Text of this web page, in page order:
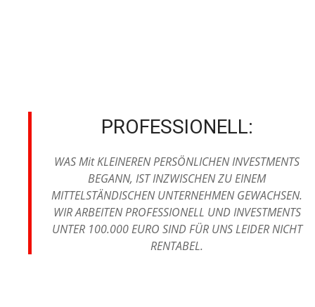
PROFESSIONELL:
WAS Mit KLEINEREN PERSÖNLICHEN INVESTMENTS
BEGANN, IST INZWISCHEN ZU EINEM
MITTELSTÄNDISCHEN UNTERNEHMEN GEWACHSEN.
WIR ARBEITEN PROFESSIONELL UND INVESTMENTS
UNTER 100.000 EURO SIND FÜR UNS LEIDER NICHT
RENTABEL.